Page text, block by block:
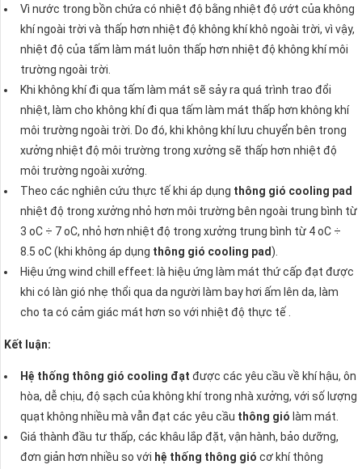
Vì nước trong bồn chứa có nhiệt độ bằng nhiệt độ ướt của không
khí ngoài trời và thấp hơn nhiệt độ không khí khô ngoài trời, vì vậy,
nhiệt độ của tấm làm mát luôn thấp hơn nhiệt độ không khí môi
trường ngoài trời.
Khi không khí đi qua tấm làm mát sẽ sảy ra quá trình trao đổi
nhiệt, làm cho không khí đi qua tấm làm mát thấp hơn không khí
môi trường ngoài trời. Do đó, khi không khí lưu chuyển bên trong
xưởng nhiệt độ môi trường trong xưởng sẽ thấp hơn nhiệt độ
môi trường ngoài xưởng.
Theo các nghiên cứu thực tế khi áp dụng thông gió cooling pad
nhiệt độ trong xưởng nhỏ hơn môi trường bên ngoài trung bình từ
3 oC ÷ 7 oC, nhỏ hơn nhiệt độ trong xưởng trung bình từ 4 oC ÷
8.5 oC (khi không áp dụng thông gió cooling pad).
Hiệu ứng wind chill effeet: là hiệu ứng làm mát thứ cấp đạt được
khi có làn gió nhẹ thổi qua da người làm bay hơi ấm lên da, làm
cho ta có cảm giác mát hơn so với nhiệt độ thực tế .
Kết luận:
Hệ thống thông gió cooling đạt được các yêu cầu về khí hậu, ôn
hòa, dễ chịu, độ sạch của không khí trong nhà xưởng, với số lượng
quạt không nhiều mà vẫn đạt các yêu cầu thông gió làm mát.
Giá thành đầu tư thấp, các khâu lắp đặt, vận hành, bảo dưỡng,
đơn giản hơn nhiều so với hệ thống thông gió cơ khí thông